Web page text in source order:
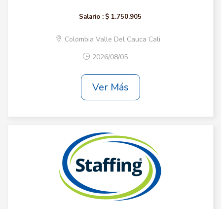
Salario : $ 1.750.905
Colombia Valle Del Cauca Cali
2026/08/05
Ver Más